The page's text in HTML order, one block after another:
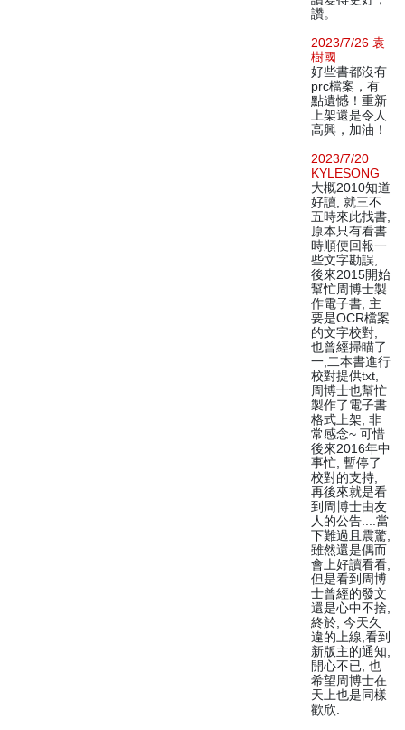
讚。
2023/7/26 袁
樹國
好些書都沒有
prc檔案，有
點遺憾！重新
上架還是令人
高興，加油！
2023/7/20
KYLESONG
大概2010知道
好讀, 就三不
五時來此找書,
原本只有看書
時順便回報一
些文字勘誤,
後來2015開始
幫忙周博士製
作電子書, 主
要是OCR檔案
的文字校對,
也曾經掃瞄了
一,二本書進行
校對提供txt,
周博士也幫忙
製作了電子書
格式上架, 非
常感念~ 可惜
後來2016年中
事忙, 暫停了
校對的支持,
再後來就是看
到周博士由友
人的公告....當
下難過且震驚,
雖然還是偶而
會上好讀看看,
但是看到周博
士曾經的發文
還是心中不捨,
終於, 今天久
違的上線,看到
新版主的通知,
開心不已, 也
希望周博士在
天上也是同樣
歡欣.